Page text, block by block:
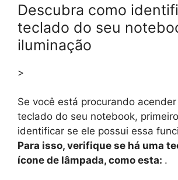
Descubra como
teclado do seu
iluminação
>
Se você está procurando
teclado do seu notebook,
identificar se ele possui essa
Para isso, verifique se há uma
ícone de lâmpada, como esta: .